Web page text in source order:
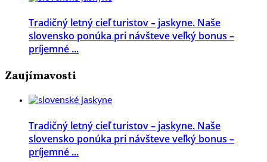
Tradičný letný cieľ turistov – jaskyne. Naše
slovensko ponúka pri návšteve veľký bonus –
príjemné ...
Zaujímavosti
Tradičný letný cieľ turistov – jaskyne. Naše
slovensko ponúka pri návšteve veľký bonus –
príjemné ...